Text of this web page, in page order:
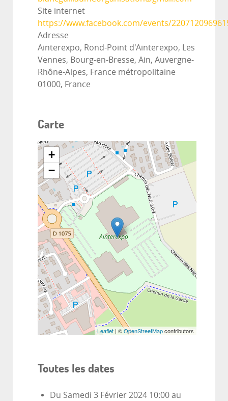
Site internet
https://www.facebook.com/events/
Adresse
Ainterexpo, Rond-Point d'Ainterexpo, Les
Vennes, Bourg-en-Bresse, Ain, Auvergne-
Rhône-Alpes, France métropolitaine
01000, France
Carte
+
−
Leaflet | ©OpenStreetMapcontributors
Toutes les dates
Du Samedi 3 Février 2024 10:00 au